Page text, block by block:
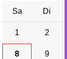
Sa Di
1 2
8 9